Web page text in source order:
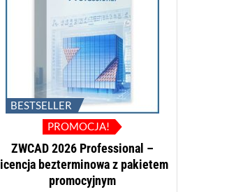
BESTSELLER
PROMOCJA!
ZWCAD 2026 Professional –
licencja bezterminowa z pakietem
promocyjnym